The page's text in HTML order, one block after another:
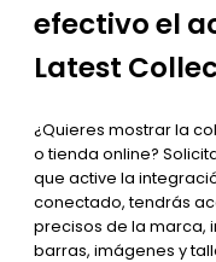
efectivo el
Latest
¿Quieres mostrar la
o tienda online?
que active la
conectado, tendrás
precisos de la marca,
barras, imágenes y